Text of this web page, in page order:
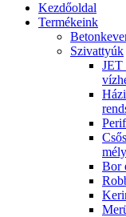
Kezdőoldal
Termékeink
Szivattyúk
JET
Bor